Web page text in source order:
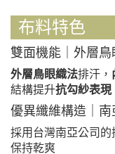
布料特色
雙面機能｜外層
外層鳥眼織法排汗，
結構提升抗勾紗表現
優異纖維構造｜
採用台灣南亞公司的
保持乾爽